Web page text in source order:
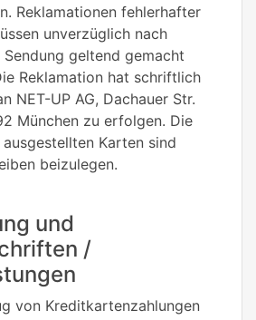
Reklamationen fehlerhafter
unverzüglich nach
Sendung geltend gemacht
Reklamation hat schriftlich
NET-UP AG, Dachauer Str.
München zu erfolgen. Die
Karten sind
beizulegen.
und
/
von Kreditkartenzahlungen